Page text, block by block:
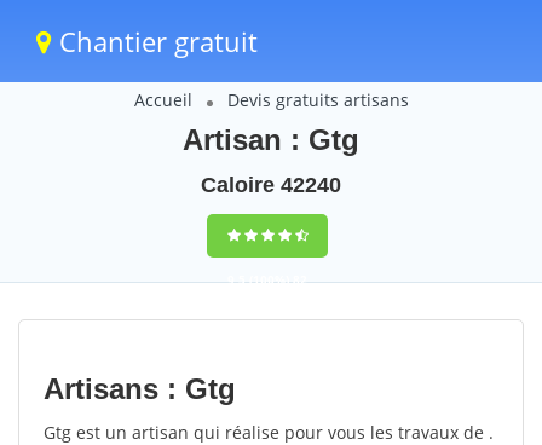
Chantier gratuit
Accueil Devis gratuits artisans
Artisan : Gtg
Caloire 42240
9,5(100%)82
votes
Artisans : Gtg
Gtg est un artisan qui réalise pour vous les travaux de .